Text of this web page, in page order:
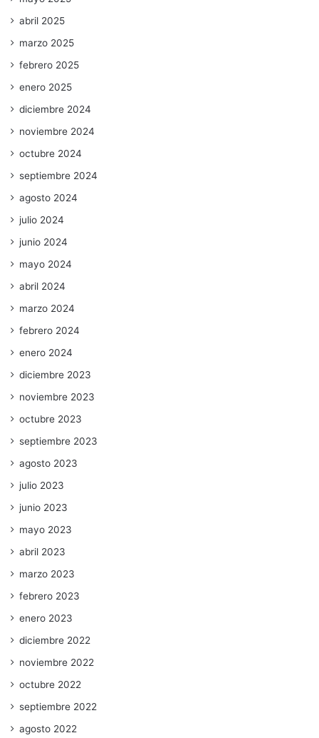
abril 2025
marzo 2025
febrero 2025
enero 2025
diciembre 2024
noviembre 2024
octubre 2024
septiembre 2024
agosto 2024
julio 2024
junio 2024
mayo 2024
abril 2024
marzo 2024
febrero 2024
enero 2024
diciembre 2023
noviembre 2023
octubre 2023
septiembre 2023
agosto 2023
julio 2023
junio 2023
mayo 2023
abril 2023
marzo 2023
febrero 2023
enero 2023
diciembre 2022
noviembre 2022
octubre 2022
septiembre 2022
agosto 2022